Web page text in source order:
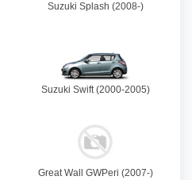
Suzuki Splash (2008-)
Suzuki Swift (2000-2005)
Great Wall GWPeri (2007-)